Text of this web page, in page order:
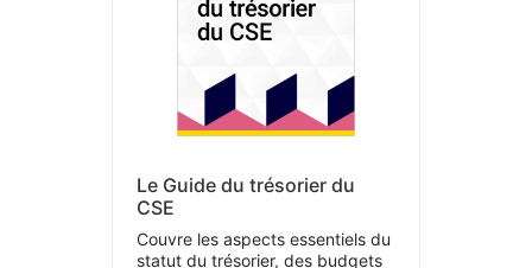
Le Guide du trésorier du
CSE
Couvre les aspects essentiels du
statut du trésorier, des budgets